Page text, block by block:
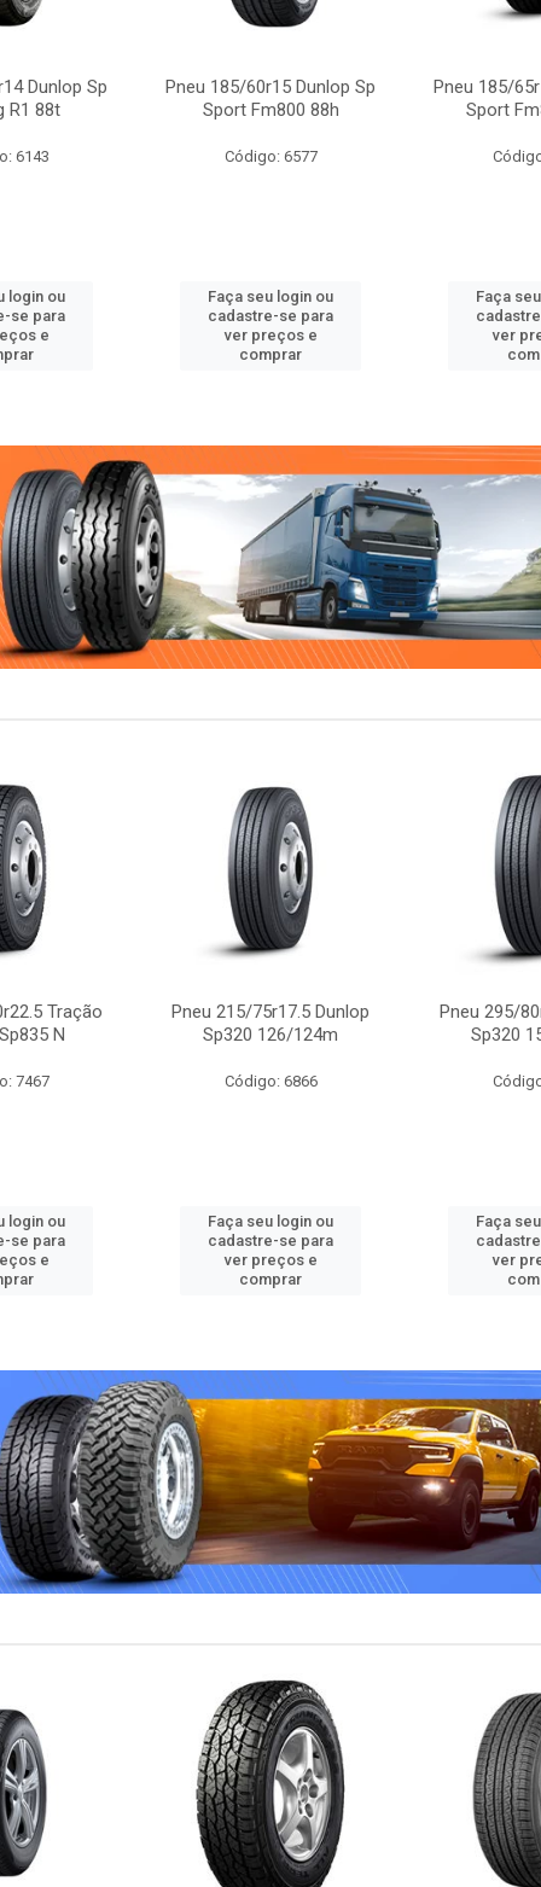
Dunlop Sp
R1 88t
6143
login ou
se para
e
Pneu 185/60r15 Dunlop Sp
Sport Fm800 88h
Código: 6577
Faça seu login ou
cadastre-se para
ver preços e
comprar
Pneu 185/
Sport
Faça
ver
Tração
N
7467
login ou
se para
e
Pneu 215/75r17.5 Dunlop
Sp320 126/124m
Código: 6866
Faça seu login ou
cadastre-se para
ver preços e
comprar
Pneu 295/
Sp320
Faça
ver